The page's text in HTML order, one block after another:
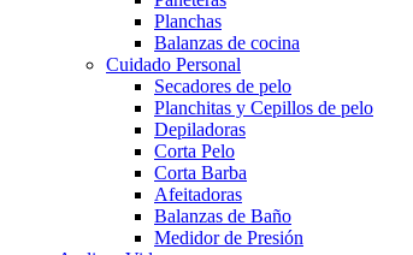
Planchas
Balanzas de cocina
Cuidado Personal
Secadores de pelo
Planchitas y Cepillos de pelo
Depiladoras
Corta Pelo
Corta Barba
Afeitadoras
Balanzas de Baño
Medidor de Presión